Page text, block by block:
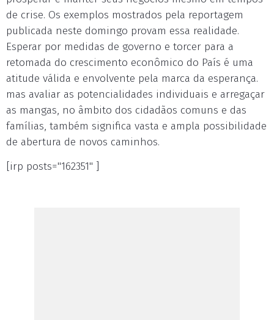
de crise. Os exemplos mostrados pela reportagem
publicada neste domingo provam essa realidade.
Esperar por medidas de governo e torcer para a
retomada do crescimento econômico do País é uma
atitude válida e envolvente pela marca da esperança.
mas avaliar as potencialidades individuais e arregaçar
as mangas, no âmbito dos cidadãos comuns e das
famílias, também significa vasta e ampla possibilidade
de abertura de novos caminhos.
[irp posts="162351" ]